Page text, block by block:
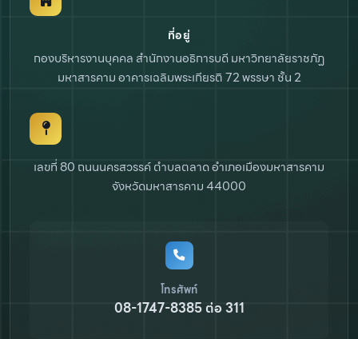
ที่อยู่
กองบริหารงานบุคคล สำนักงานอธิการบดีมหาวิทยาลัยราชภัฏ
มหาสารคามอาคารเฉลิมพระเกียรติ 72 พรรษา ชั้น 2
เลขที่ 80 ถนนนครสวรรค์ ตำบลตลาดอำเภอเมืองมหาสารคาม
จังหวัดมหาสารคาม 44000
โทรศัพท์
08-1747-8385 ต่อ 311